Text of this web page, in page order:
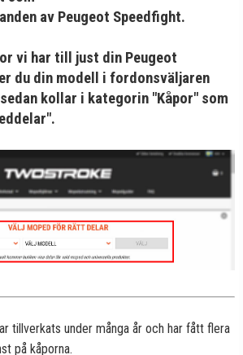
universella produkter.
av Peugeot Speedfight.
vi har till just din Peugeot
du din modell i fordonsväljaren
kollar i kategorin "Kåpor" som
tillverkats under många år och har fått flera
på kåporna.